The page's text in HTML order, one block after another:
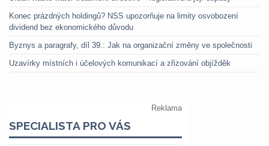
Konec prázdných holdingů? NSS upozorňuje na limity osvobození
dividend bez ekonomického důvodu
Byznys a paragrafy, díl 39.: Jak na organizační změny ve společnosti
Uzavírky místních i účelových komunikací a zřizování objížděk